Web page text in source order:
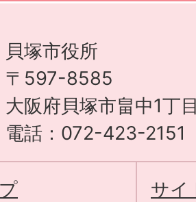
貝塚市役所
〒597-8585
大阪府貝塚市畠中1丁
電話：072-423-2151
サイ